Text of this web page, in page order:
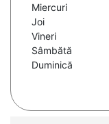
Miercuri
Joi
Vineri
Sâmbătă
Duminică